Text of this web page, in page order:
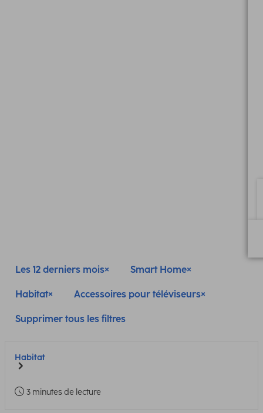
Les 12 derniers mois Smart Home
Habitat Accessoires pour téléviseurs
Supprimer tous les filtres
Habitat
3 minutes de lecture